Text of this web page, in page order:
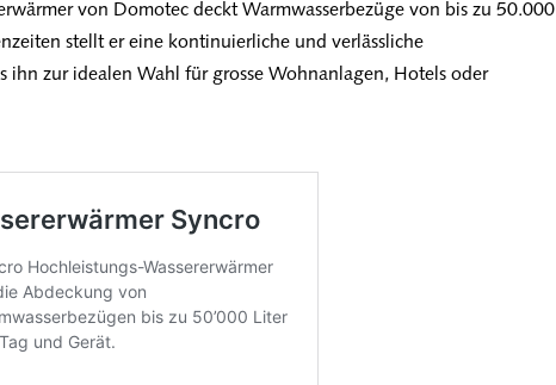
von Domotec deckt Warmwasserbezüge von bis zu 50.000
stellt er eine kontinuierliche und verlässliche
ihn zur idealen Wahl für grosse Wohnanlagen, Hotels oder